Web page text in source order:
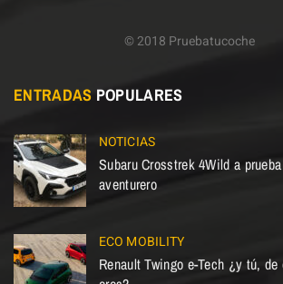
© 2018 Pruebatucoche
ENTRADAS POPULARES
NOTICIAS
Subaru Crosstrek 4Wild a
aventurero
ECO MOBILITY
Renault Twingo e-Tech ¿y tú, de